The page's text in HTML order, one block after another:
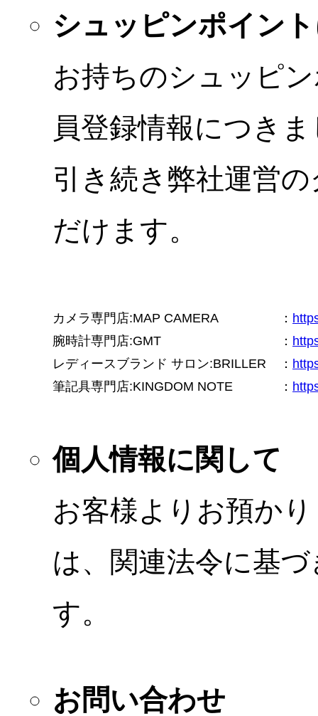
シュッピンポイン
お持ちのシュッピ
員登録情報につき
引き続き弊社運営
だけます。
カメラ専門店:MAP CAMERA ：
腕時計専門店:GMT
：
レディースブランド サロン:BRILLER
：
筆記具専門店:KINGDOM NOTE
：
個人情報に関して
お客様よりお預か
は、関連法令に基
す。
お問い合わせ